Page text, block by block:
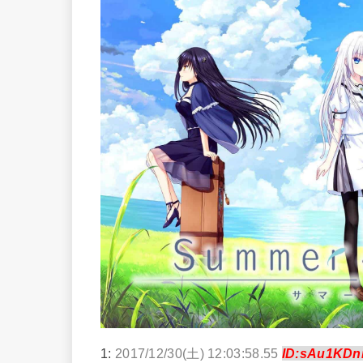
1: 2017/12/30(土) 12:03:58.55